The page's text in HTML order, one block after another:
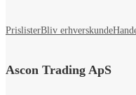
PrislisterBliv erhverskunde
Ascon Trading ApS